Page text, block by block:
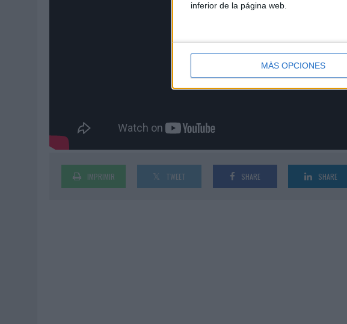
inferior de la página web.
MÁS OPCIONES
IMPRIMIR TWEET SHARE SHARE